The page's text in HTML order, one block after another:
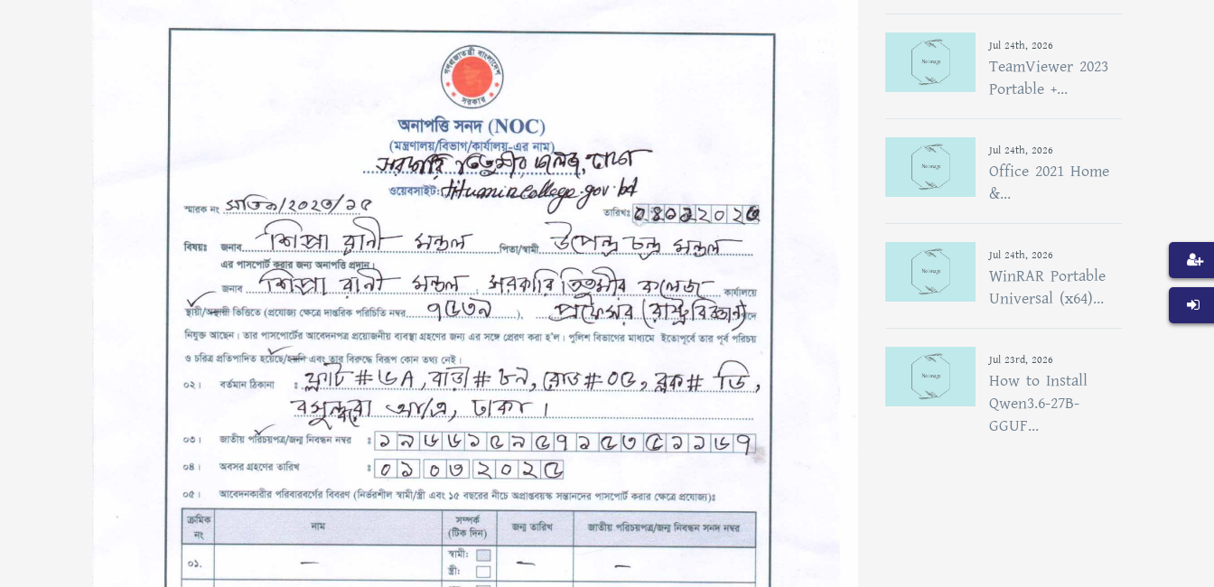
Jul 24th, 2026
TeamViewer 2023
Portable +...
Jul 24th, 2026
Office 2021 Home
&...
Jul 24th, 2026
WinRAR Portable
Universal (x64)...
Jul 23rd, 2026
How to Install
Qwen3.6-27B-
GGUF...